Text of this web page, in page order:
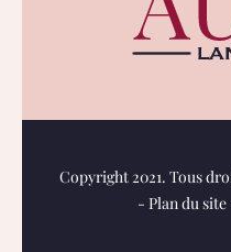
Copyright 2021. Tous
- Plan du site